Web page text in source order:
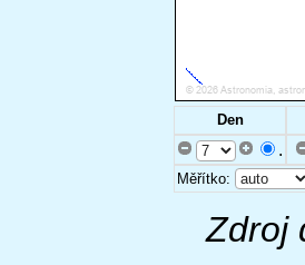
Den
.
Měřítko:
Zdroj